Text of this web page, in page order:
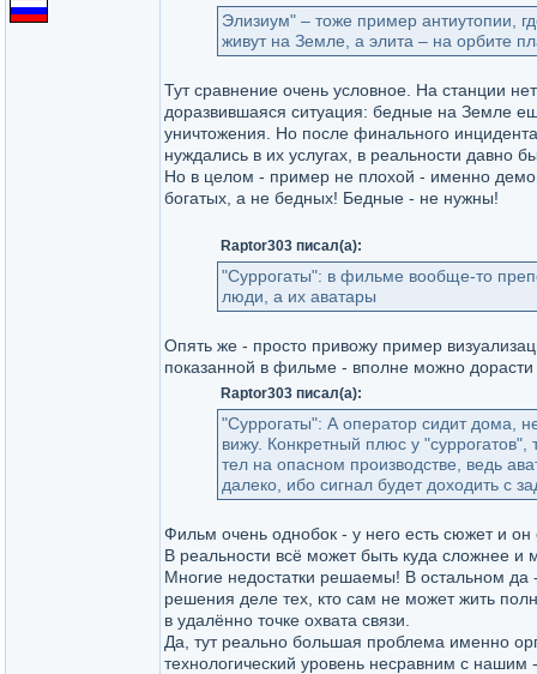
Элизиум" – тоже пример антиутопии,
живут на Земле, а элита – на орбите
Тут сравнение очень условное. На станции
доразвившаяся ситуация: бедные на Земле
уничтожения. Но после финального
нуждались в их услугах, в реальности давно
Но в целом - пример не плохой - именно
богатых, а не бедных! Бедные - не нужны!
Raptor303 писал(а):
"Суррогаты": в фильме вообще-то
люди, а их аватары
Опять же - просто привожу пример
показанной в фильме - вполне можно
Raptor303 писал(а):
"Суррогаты": А оператор сидит дома,
вижу. Конкретный плюс у
тел на опасном производстве, ведь
далеко, ибо сигнал будет доходить с
Фильм очень однобок - у него есть сюжет и он
В реальности всё может быть куда сложнее и
Многие недостатки решаемы! В остальном
решения деле тех, кто сам не может жить
в удалённо точке охвата связи.
Да, тут реально большая проблема именно
технологический уровень несравним с нашим